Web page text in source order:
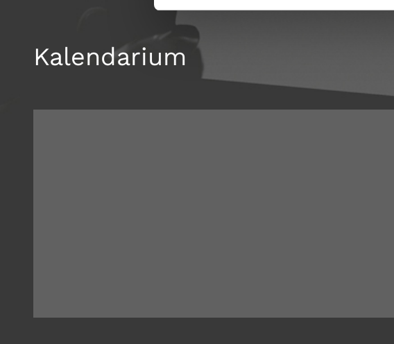
Kalendarium